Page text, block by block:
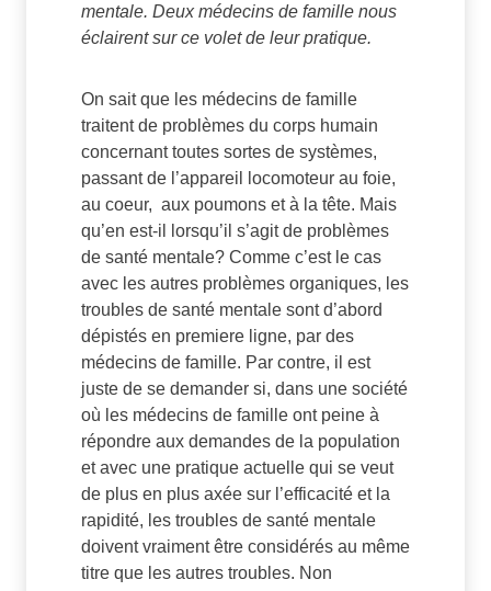
mentale. Deux médecins de famille nous
éclairent sur ce volet de leur pratique.
On sait que les médecins de famille
traitent de problèmes du corps humain
concernant toutes sortes de systèmes,
passant de l’appareil locomoteur au foie,
au coeur, aux poumons et à la tête. Mais
qu’en est-il lorsqu’il s’agit de problèmes
de santé mentale? Comme c’est le cas
avec les autres problèmes organiques, les
troubles de santé mentale sont d’abord
dépistés en premiere ligne, par des
médecins de famille. Par contre, il est
juste de se demander si, dans une société
où les médecins de famille ont peine à
répondre aux demandes de la population
et avec une pratique actuelle qui se veut
de plus en plus axée sur l’efficacité et la
rapidité, les troubles de santé mentale
doivent vraiment être considérés au même
titre que les autres troubles. Non